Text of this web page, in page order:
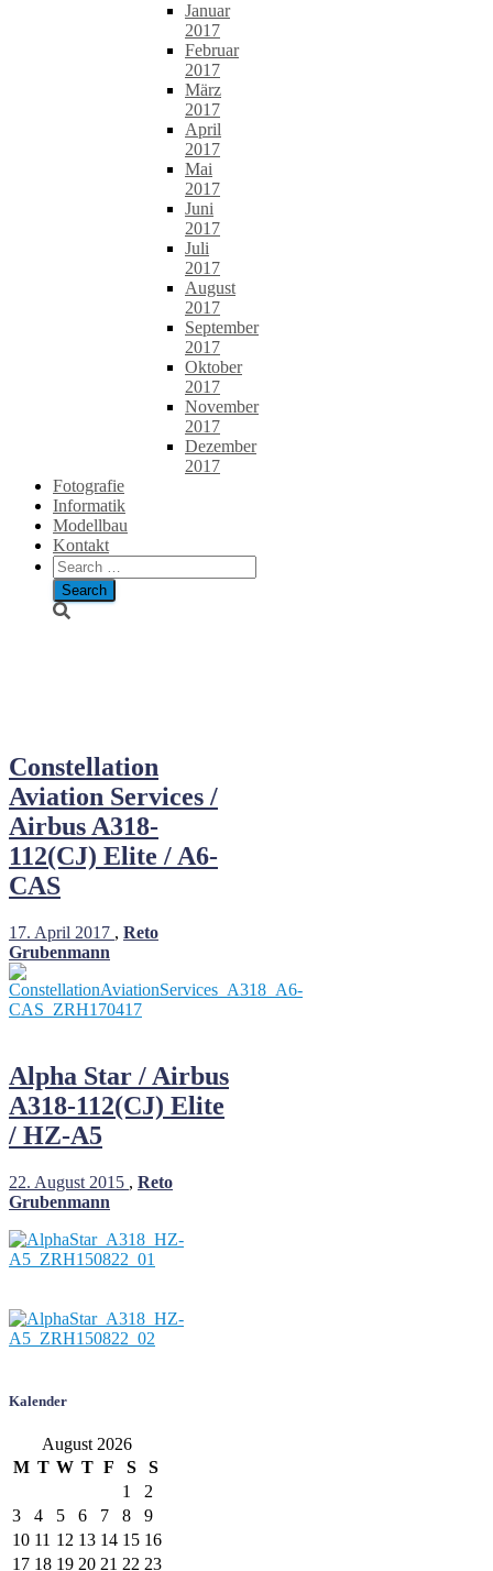
Januar
2017
Februar
2017
März
2017
April
2017
Mai
2017
Juni
2017
Juli
2017
August
2017
September
2017
Oktober
2017
November
2017
Dezember
2017
Fotografie
Informatik
Modellbau
Kontakt
Search
for:
Constellation
Aviation Services /
Airbus A318-
112(CJ) Elite / A6-
CAS
17. April 2017 , Reto
Grubenmann
Alpha Star / Airbus
A318-112(CJ) Elite
/ HZ-A5
22. August 2015 , Reto
Grubenmann
Kalender
August 2026
M T W T F S
S
1
2
3
4 5 6 7 8
9
10 11 12 13 14 15 16
17 18 19 20 21 22 23